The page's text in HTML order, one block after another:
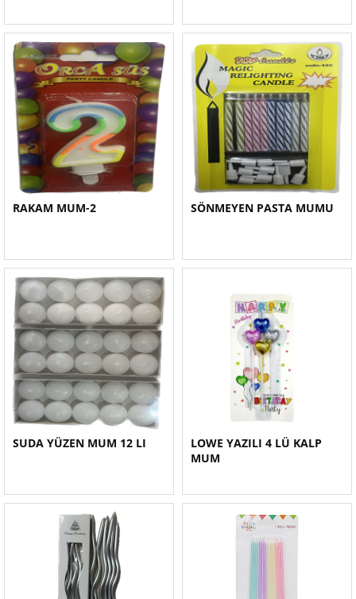
RAKAM MUM-2 SÖNMEYEN PASTA MUMU
SUDA YÜZEN MUM 12 LI
LOWE YAZILI 4 LÜ KALP
MUM